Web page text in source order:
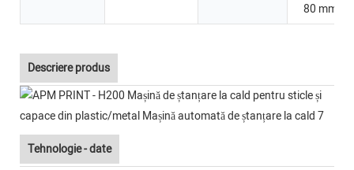
80 mm
Descriere produs
Tehnologie - date